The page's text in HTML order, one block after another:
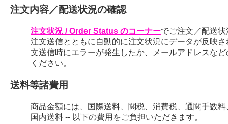
注文内容／配送状況の確認
注文状況 / Order Status のコーナーでご注文／配送
注文送信とともに自動的に注文状況にデータが反映
文送信時にエラーが発生したか、メールアドレスな
ください。
送料等諸費用
商品金額には、国際送料、関税、消費税、通関手数
国内送料 -- 以下の費用をご負担いただきます。